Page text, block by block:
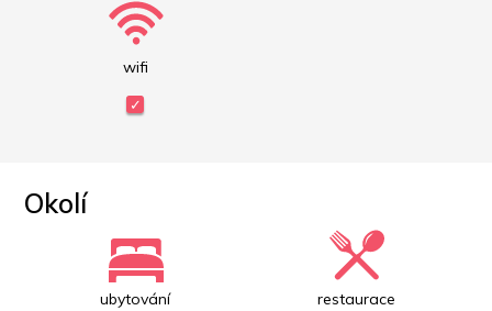
wifi
Okolí
ubytování
restaurace